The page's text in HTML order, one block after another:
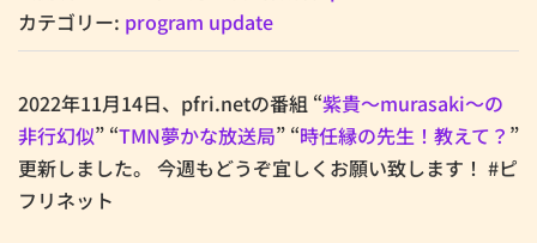
カテゴリー: program update
2022年11月14日、pfri.netの番組 “紫貴～murasaki～の
非行幻似” “TMN夢かな放送局” “時任縁の先生！教えて？ ”
更新しました。 今週もどうぞ宜しくお願い致します！ #ピ
フリネット